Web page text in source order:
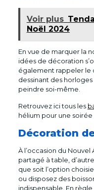
Voir plus
Noël 2024
En vue de marquer la
idées de décoration
également rappeler le
dessinant des
peindre soi-même.
Retrouvez ici tous les
hélium pour une
Décoration
À l’occasion du
partagé à table,
que soit l’option
ou disposez des
indispensable. En